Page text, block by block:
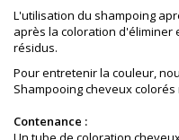
L'utilisation du shampoing
après la coloration d'éliminer
résidus.
Pour entretenir la couleur,
Shampooing cheveux
Contenance :